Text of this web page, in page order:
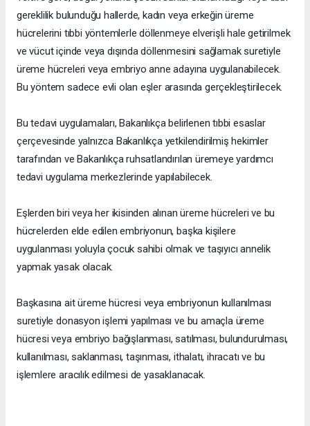
gereklilik bulunduğu hallerde, kadın veya erkeğin üreme
hücrelerini tıbbi yöntemlerle döllenmeye elverişli hale getirilmek
ve vücut içinde veya dışında döllenmesini sağlamak suretiyle
üreme hücreleri veya embriyo anne adayına uygulanabilecek.
Bu yöntem sadece evli olan eşler arasında gerçekleştirilecek.
Bu tedavi uygulamaları, Bakanlıkça belirlenen tıbbi esaslar
çerçevesinde yalnızca Bakanlıkça yetkilendirilmiş hekimler
tarafından ve Bakanlıkça ruhsatlandırılan üremeye yardımcı
tedavi uygulama merkezlerinde yapılabilecek.
Eşlerden biri veya her ikisinden alınan üreme hücreleri ve bu
hücrelerden elde edilen embriyonun, başka kişilere
uygulanması yoluyla çocuk sahibi olmak ve taşıyıcı annelik
yapmak yasak olacak.
Başkasına ait üreme hücresi veya embriyonun kullanılması
suretiyle donasyon işlemi yapılması ve bu amaçla üreme
hücresi veya embriyo bağışlanması, satılması, bulundurulması,
kullanılması, saklanması, taşınması, ithalatı, ihracatı ve bu
işlemlere aracılık edilmesi de yasaklanacak.